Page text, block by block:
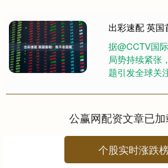
出彩速配 英国
据@CCTV国
局势持续紧张
题引发全球关
在此背景下，
公赢网配资文章已
个股实时涨跌